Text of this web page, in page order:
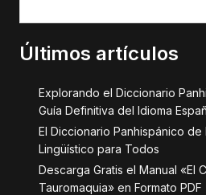
Últimos artículos
Explorando el Diccionario
Guía Definitiva del Idioma
El Diccionario Panhispánico de
Lingüístico para Todos
Descarga Gratis el Manual «El
Tauromaquia» en Formato PDF